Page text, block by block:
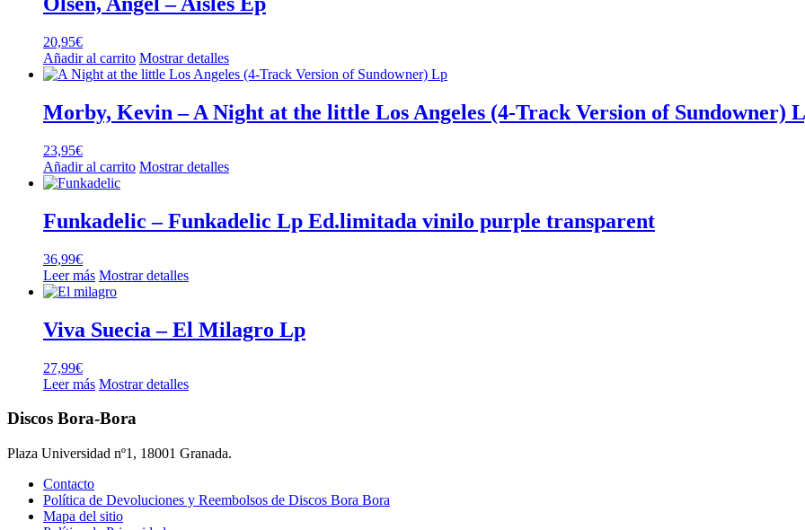
20,95€
Añadir al carrito Mostrar detalles
Morby, Kevin – A Night at the little Los Angeles (4-Track Version of Sundowner)
23,95€
Añadir al carrito Mostrar detalles
Funkadelic – Funkadelic Lp Ed.limitada vinilo purple transparent
36,99€
Leer más Mostrar detalles
Viva Suecia – El Milagro Lp
27,99€
Leer más Mostrar detalles
Discos Bora-Bora
Plaza Universidad nº1, 18001 Granada.
Contacto
Política de Devoluciones y Reembolsos de Discos Bora Bora
Mapa del sitio